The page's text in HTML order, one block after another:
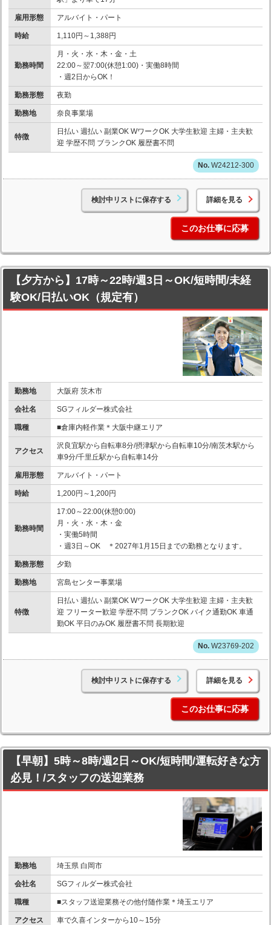
雇用形態 アルバイト・パート
時給 1,110円～1,388円
勤務時間
月・火・水・木・金・土
22:00～翌7:00(休憩1:00)・実働8時間
・週2日からOK！
勤務形態 夜勤
勤務地 奈良事業場
特徴
日払い 週払い 副業OK WワークOK 大学生歓迎 主婦・主夫歓
迎 学歴不問 ブランクOK 履歴書不問
W24212-300
検討中リストに保存する 詳細を見る
このお仕事に応募
【夕方から】17時～22時/週3日～OK/短時間/未経
験OK/日払いOK（規定有）
勤務地 大阪府 茨木市
会社名 SGフィルダー株式会社
職種 ■倉庫内軽作業＊大阪中継エリア
アクセス
沢良宜駅から自転車8分/摂津駅から自転車10分/南茨木駅から
車9分/千里丘駅から自転車14分
雇用形態 アルバイト・パート
時給 1,200円～1,200円
勤務時間
17:00～22:00(休憩0:00)
月・火・水・木・金
・実働5時間
・週3日～OK ＊2027年1月15日までの勤務となります。
勤務形態 夕勤
勤務地 宮島センター事業場
特徴
日払い 週払い 副業OK WワークOK 大学生歓迎 主婦・主夫歓
迎 フリーター歓迎 学歴不問 ブランクOK バイク通勤OK 車通
勤OK 平日のみOK 履歴書不問 長期歓迎
W23769-202
検討中リストに保存する 詳細を見る
このお仕事に応募
【早朝】5時～8時/週2日～OK/短時間/運転好きな方
必見！/スタッフの送迎業務
勤務地 埼玉県 白岡市
会社名 SGフィルダー株式会社
職種 ■スタッフ送迎業務その他付随作業＊埼玉エリア
アクセス 車で久喜インターから10～15分